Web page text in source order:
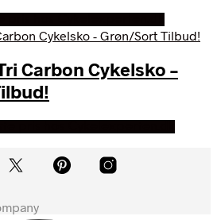
Carbon Cykelsko –